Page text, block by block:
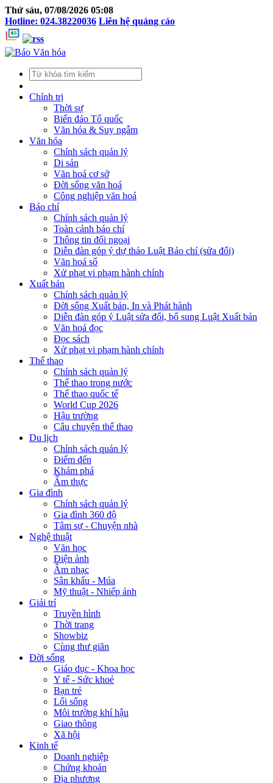
Thứ sáu, 07/08/2026 05:08
Hotline: 024.38220036 Liên hệ quảng cáo
Chính trị
Thời sự
Biển đảo Tổ quốc
Văn hóa & Suy ngẫm
Văn hóa
Chính sách quản lý
Di sản
Văn hoá cơ sở
Đời sống văn hoá
Công nghiệp văn hoá
Báo chí
Chính sách quản lý
Toàn cảnh báo chí
Thông tin đối ngoại
Diễn đàn góp ý dự thảo Luật Báo chí (sửa đổi)
Văn hoá số
Xử phạt vi phạm hành chính
Xuất bản
Chính sách quản lý
Đời sống Xuất bản, In và Phát hành
Diễn đàn góp ý Luật sửa đổi, bổ sung Luật Xuất bản
Văn hoá đọc
Đọc sách
Xử phạt vi phạm hành chính
Thể thao
Chính sách quản lý
Thể thao trong nước
Thể thao quốc tế
World Cup 2026
Hậu trường
Câu chuyện thể thao
Du lịch
Chính sách quản lý
Điểm đến
Khám phá
Ẩm thực
Gia đình
Chính sách quản lý
Gia đình 360 độ
Tâm sự - Chuyện nhà
Nghệ thuật
Văn học
Điện ảnh
Âm nhạc
Sân khấu - Múa
Mỹ thuật - Nhiếp ảnh
Giải trí
Truyền hình
Thời trang
Showbiz
Cùng thư giãn
Đời sống
Giáo dục - Khoa học
Y tế - Sức khoẻ
Bạn trẻ
Lối sống
Môi trường khí hậu
Giao thông
Xã hội
Kinh tế
Doanh nghiệp
Chứng khoán
Địa phương